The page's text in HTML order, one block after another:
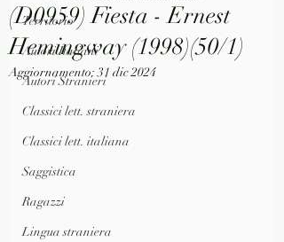
Territorio
Autori Italiani
Autori Stranieri
Classici lett. straniera
Classici lett. italiana
Saggistica
Ragazzi
Lingua straniera
(D0959) Fiesta - Ernest
Hemingway (1998)(50/1)
Aggiornamento:31 dic 2024